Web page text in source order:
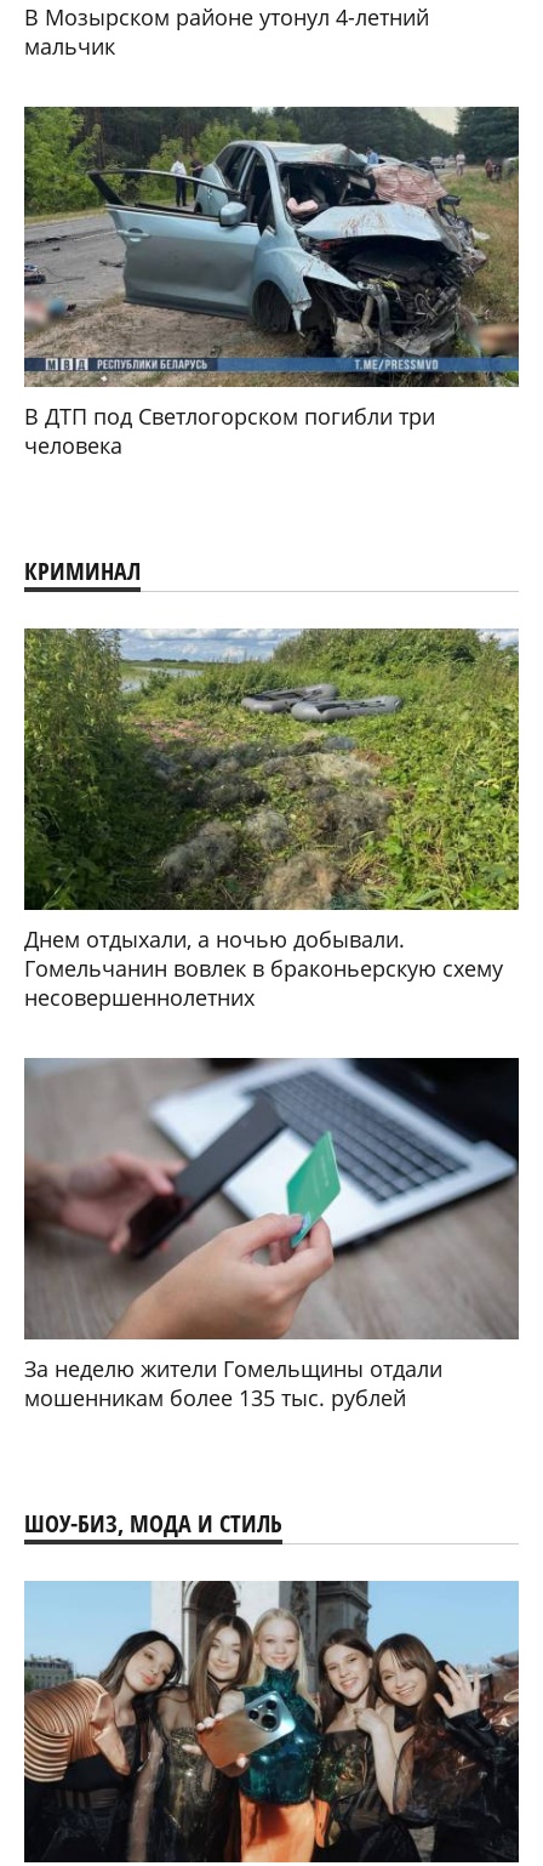
В Мозырском районе утонул 4-летний
мальчик
В ДТП под Светлогорском погибли три
человека
КРИМИНАЛ
Днем отдыхали, а ночью добывали.
Гомельчанин вовлек в браконьерскую схему
несовершеннолетних
За неделю жители Гомельщины отдали
мошенникам более 135 тыс. рублей
ШОУ-БИЗ, МОДА И СТИЛЬ